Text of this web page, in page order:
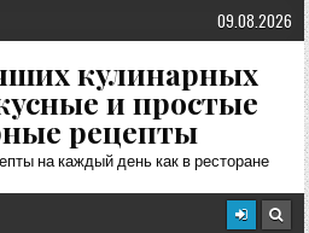
09.08.2026
кулинарных
и простые
рецепты
на каждый день как в ресторане